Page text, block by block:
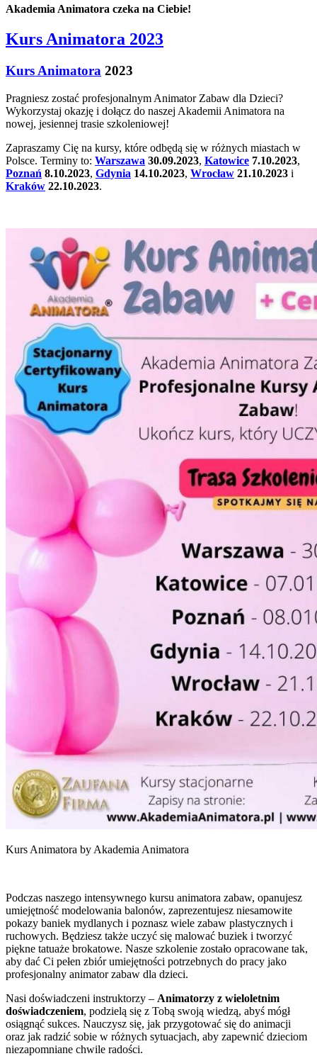
Akademia Animatora czeka na Ciebie!
Kurs Animatora 2023
Kurs Animatora 2023
Pragniesz zostać profesjonalnym Animator Zabaw dla Dzieci?
Wykorzystaj okazję i dołącz do naszej Akademii Animatora na
nowej, jesiennej trasie szkoleniowej!
Zapraszamy Cię na kursy, które odbędą się w różnych miastach w
Polsce. Terminy to: Warszawa 30.09.2023, Katowice 7.10.2023,
Poznań 8.10.2023, Gdynia 14.10.2023, Wrocław 21.10.2023 i
Kraków 22.10.2023.
Kurs Animatora by Akademia Animatora
Podczas naszego intensywnego kursu animatora zabaw, opanujesz
umiejętność modelowania balonów, zaprezentujesz niesamowite
pokazy baniek mydlanych i poznasz wiele zabaw plastycznych i
ruchowych. Będziesz także uczyć się malować buziek i tworzyć
piękne tatuaże brokatowe. Nasze szkolenie zostało opracowane tak,
aby dać Ci pełen zbiór umiejętności potrzebnych do pracy jako
profesjonalny animator zabaw dla dzieci.
Nasi doświadczeni instruktorzy – Animatorzy z wieloletnim
doświadczeniem, podzielą się z Tobą swoją wiedzą, abyś mógł
osiągnąć sukces. Nauczysz się, jak przygotować się do animacji
oraz jak radzić sobie w różnych sytuacjach, aby zapewnić dzieciom
niezapomniane chwile radości.